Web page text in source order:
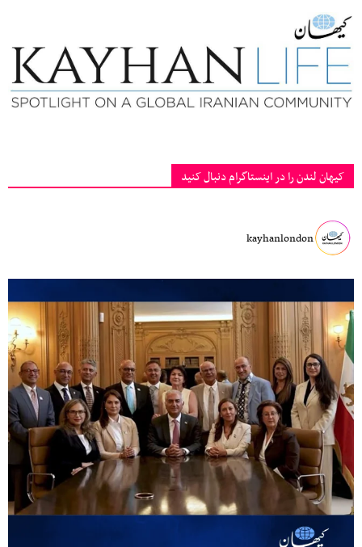
کیهان لندن را در اینستاگرام دنبال کنید
kayhanlondon